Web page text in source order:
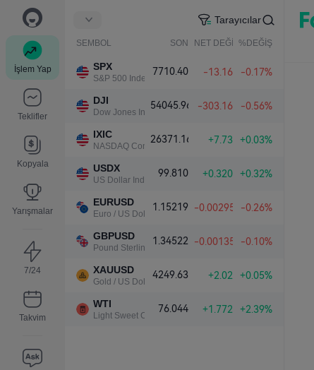
İşlem Yap
Teklifler
Kopyala
Yarışmalar
7/24
Takvim
Tarayıcılar
SEMBOL SON NET DEĞİŞ.%DEĞİŞ.
SPX
S&P 500 Index
7710.40 -13.16 -0.17%
DJI
Dow Jones Industrial Average
54045.96 -303.16 -0.56%
IXIC
NASDAQ Composite Index
26371.16 +7.73 +0.03%
USDX
US Dollar Index
99.810 +0.320 +0.32%
EURUSD
Euro / US Dollar
1.15219 -0.00295 -0.26%
GBPUSD
Pound Sterling / US Dollar
1.34522 -0.00135 -0.10%
XAUUSD
Gold / US Dollar
4249.63 +2.02 +0.05%
WTI
Light Sweet Crude Oil
76.044 +1.772 +2.39%